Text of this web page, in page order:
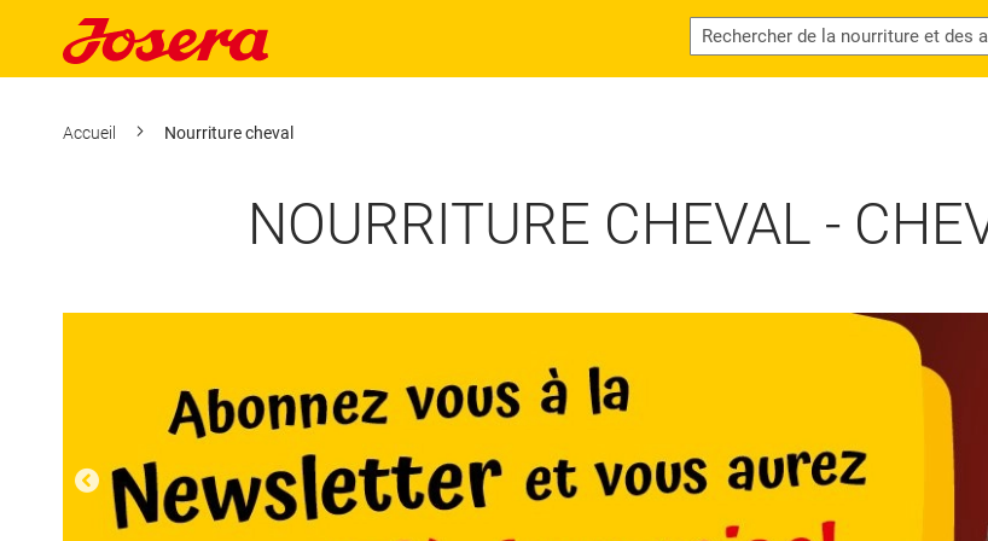
Accueil Nourriture cheval
NOURRITURE CHEVAL -